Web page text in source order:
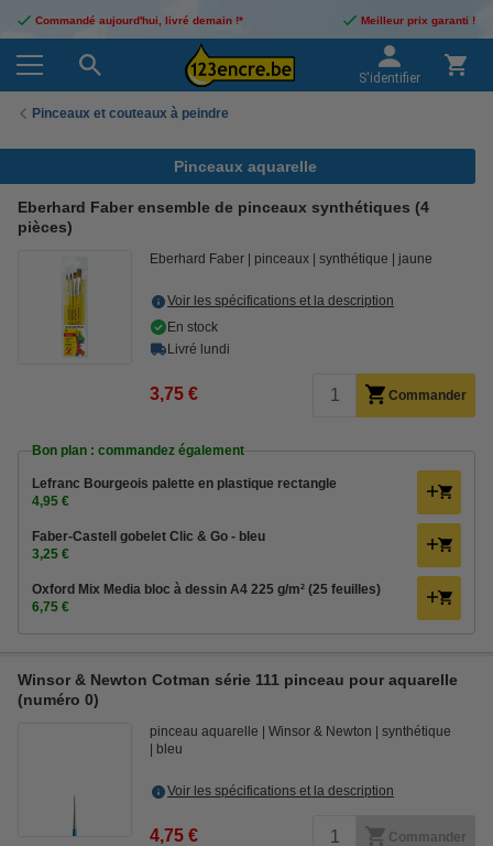
Commandé aujourd'hui, livré demain !* Meilleur prix garanti !
S'identifier
Pinceaux et couteaux à peindre
Pinceaux aquarelle
Eberhard Faber ensemble de pinceaux synthétiques (4
pièces)
Eberhard Faber pinceaux synthétique jaune
Voir les spécifications et la description
En stock
Livré lundi
3,75 € Commander
Bon plan : commandez également
Lefranc Bourgeois palette en plastique rectangle
4,95 €
Faber-Castell gobelet Clic & Go - bleu
3,25 €
Oxford Mix Media bloc à dessin A4 225 g/m² (25 feuilles)
6,75 €
Winsor & Newton Cotman série 111 pinceau pour aquarelle
(numéro 0)
pinceau aquarelle Winsor & Newton
synthétique
bleu
Voir les spécifications et la description
4,75 € Commander